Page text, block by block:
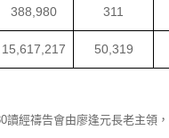
388,980 311
15,617 217 50,319
讀經禱告會由廖逢元長老主領